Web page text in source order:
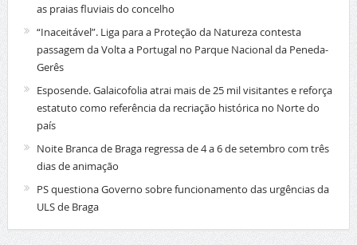
as praias fluviais do concelho
“Inaceitável”. Liga para a Proteção da Natureza contesta
passagem da Volta a Portugal no Parque Nacional da Peneda-
Gerês
Esposende. Galaicofolia atrai mais de 25 mil visitantes e reforça
estatuto como referência da recriação histórica no Norte do
país
Noite Branca de Braga regressa de 4 a 6 de setembro com três
dias de animação
PS questiona Governo sobre funcionamento das urgências da
ULS de Braga